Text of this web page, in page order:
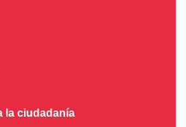
la ciudadanía